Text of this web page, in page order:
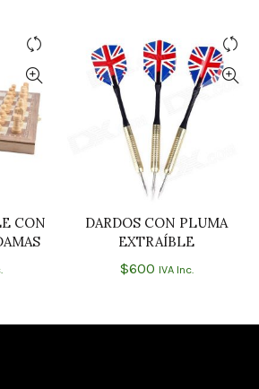
CON
AÑADIR AL CARRITO
DARDOS CON PLUMA
EXTRAÍBLE
$600 IVA Inc.